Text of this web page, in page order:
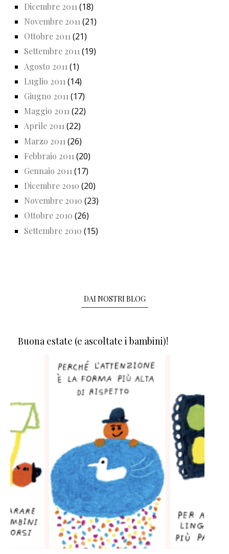
Dicembre 2011 (18)
Novembre 2011 (21)
Ottobre 2011(21)
Settembre 2011(19)
Agosto 2011 (1)
Luglio 2011 (14)
Giugno 2011 (17)
Maggio 2011 (22)
Aprile 2011(22)
Marzo 2011 (26)
Febbraio 2011 (20)
Gennaio 2011 (17)
Dicembre 2010 (20)
Novembre 2010 (23)
Ottobre 2010 (26)
Settembre 2010 (15)
DAI NOSTRI BLOG
Buona estate (e ascoltate i bambini)!